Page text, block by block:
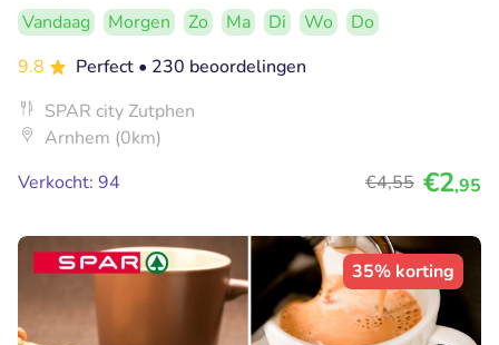
Vandaag Morgen Zo Ma Di Wo
Do
9.8
Perfect • 230 beoordelingen
SPAR city Zutphen
Arnhem (0km)
Verkocht: 94
€4,55 €2,95
35% korting